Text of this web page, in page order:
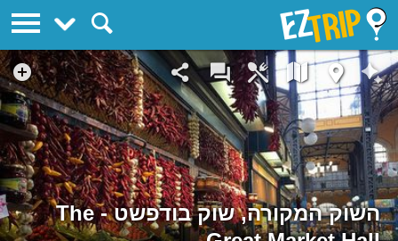
השוק המקורה, שוק בודפשט - The
EZTrip